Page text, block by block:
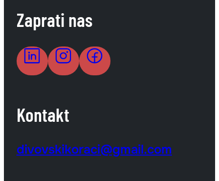
Zaprati nas
Kontakt
divovskikoraci@gmail.com